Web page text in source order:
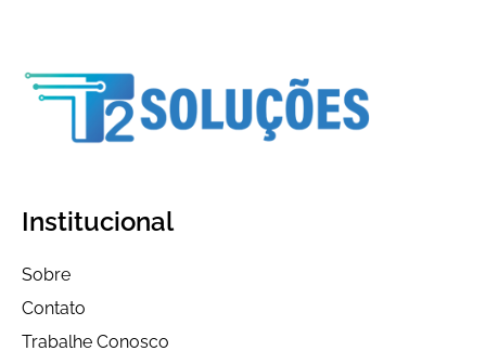
Institucional
Sobre
Contato
Trabalhe Conosco